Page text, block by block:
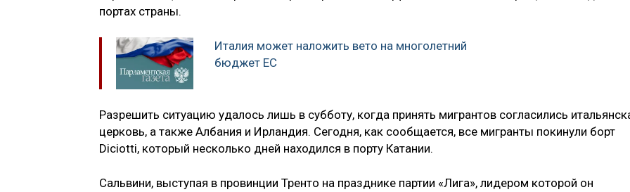
портах страны.
Италия может наложить вето на многолетний
бюджет ЕС
Разрешить ситуацию удалось лишь в субботу, когда принять мигрантов согласились
церковь, а также Албания и Ирландия. Сегодня, как сообщается, все мигранты покинули борт
Diciotti, который несколько дней находился в порту Катании.
Сальвини, выступая в провинции Тренто на празднике партии «Лига», лидером которой он